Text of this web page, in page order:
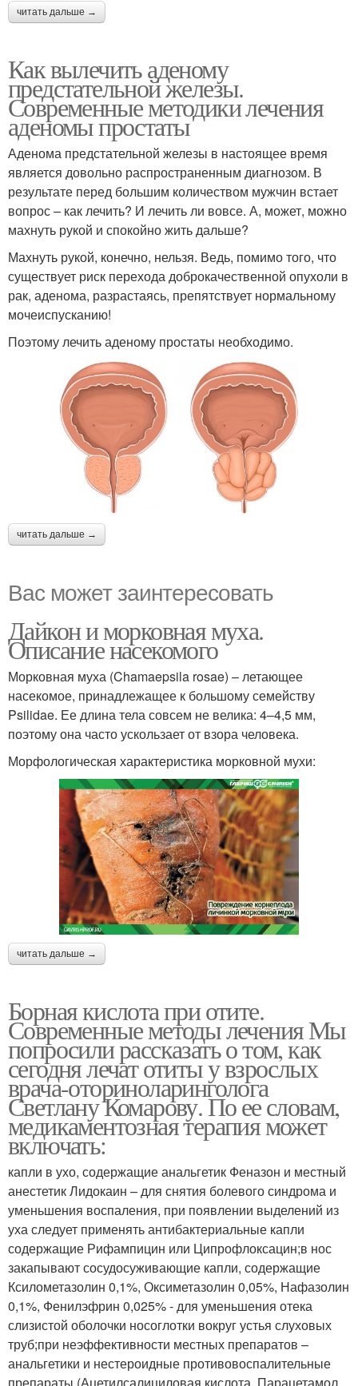
читать дальше →
Как вылечить аденому
предстательной железы.
Современные методики лечения
аденомы простаты
Аденома предстательной железы в настоящее время
является довольно распространенным диагнозом. В
результате перед большим количеством мужчин встает
вопрос – как лечить? И лечить ли вовсе. А, может, можно
махнуть рукой и спокойно жить дальше?
Махнуть рукой, конечно, нельзя. Ведь, помимо того, что
существует риск перехода доброкачественной опухоли в
рак, аденома, разрастаясь, препятствует нормальному
мочеиспусканию!
Поэтому лечить аденому простаты необходимо.
читать дальше →
Вас может заинтересовать
Дайкон и морковная муха.
Описание насекомого
Морковная муха (Chamaepsila rosae) – летающее
насекомое, принадлежащее к большому семейству
Psilidae. Ее длина тела совсем не велика: 4–4,5 мм,
поэтому она часто ускользает от взора человека.
Морфологическая характеристика морковной мухи:
читать дальше →
Борная кислота при отите.
Современные методы лечения Мы
попросили рассказать о том, как
сегодня лечат отиты у взрослых
врача-оториноларинголога
Светлану Комарову. По ее словам,
медикаментозная терапия может
включать:
капли в ухо, содержащие анальгетик Феназон и местный
анестетик Лидокаин – для снятия болевого синдрома и
уменьшения воспаления, при появлении выделений из
уха следует применять антибактериальные капли
содержащие Рифампицин или Ципрофлоксацин;в нос
закапывают сосудосуживающие капли, содержащие
Ксилометазолин 0,1%, Оксиметазолин 0,05%, Нафазолин
0,1%, Фенилэфрин 0,025% - для уменьшения отека
слизистой оболочки носоглотки вокруг устья слуховых
труб;при неэффективности местных препаратов –
анальгетики и нестероидные противовоспалительные
препараты (Ацетилсалициловая кислота, Парацетамол,